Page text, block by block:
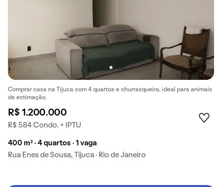
Comprar casa na Tijuca com 4 quartos e churrasqueira, ideal para animais
de estimação.
R$ 1.200.000
R$ 584 Condo. + IPTU
400 m² · 4 quartos · 1 vaga
Rua Enes de Sousa, Tijuca · Rio de Janeiro